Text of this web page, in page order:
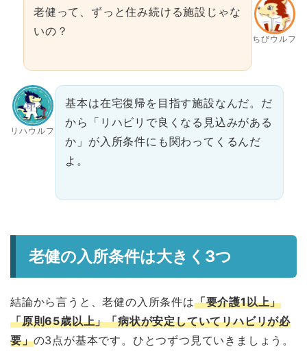
ちびウルフ
老健って、ずっと住み続ける施設じゃな
いの？
リハウルフ
基本は在宅復帰を目指す施設なんだ。だ
から「リハビリで良くなる見込みがある
か」が入所条件にも関わってくるんだ
よ。
老健の入所条件は大きく3つ
結論から言うと、老健の入所条件は「要介護1以上」
「原則65歳以上」「病状が安定していてリハビリが必
要」の3点が基本です。ひとつずつ見ていきましょう。